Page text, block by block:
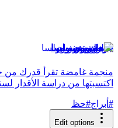
جومسونغسولسا
منجمة غامضة تقرأ قدرك من
اكتسبتها من دراسة الأقدار
# أبراج#حظ
Edit options